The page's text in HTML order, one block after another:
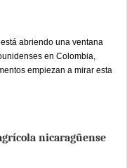
abriendo una ventana
en Colombia,
empiezan a mirar esta
nicaragüense